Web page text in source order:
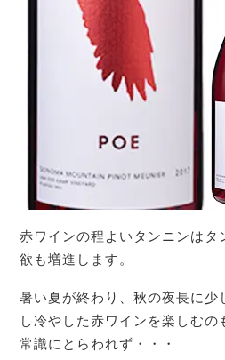
赤ワインの程よいタンニンはタ
欲も増進します。
暑い夏が終わり、秋の夜長に少
し冷やした赤ワインを楽しむの
常識にとらわれず・・・